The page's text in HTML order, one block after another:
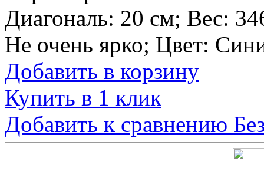
Диагональ: 20 см; Вес:
Не очень ярко; Цвет:
Добавить в корзину
Купить в 1 клик
Добавить к сравнению